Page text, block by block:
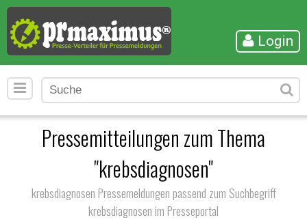
Login
Pressemitteilungen zum Thema
"krebsdiagnosen"
krebsdiagnosen Pressemeldungen passend zum Suchbegriff
krebsdiagnosen im Presseportal